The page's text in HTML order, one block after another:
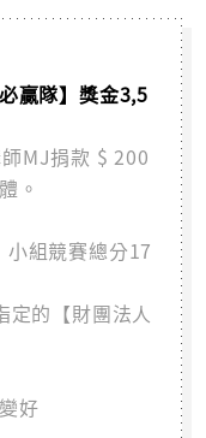
贏隊】獎金3,5
MJ捐款 $ 200
。
組競賽總分17
的【財團法人
好